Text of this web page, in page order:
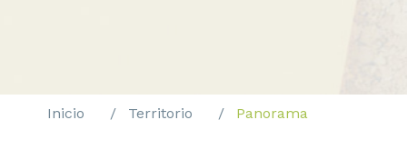
Inicio Territorio Panorama